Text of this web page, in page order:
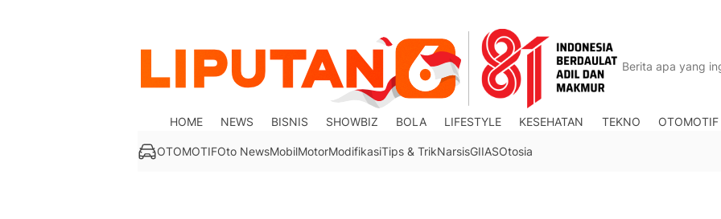
HOME NEWS BISNIS SHOWBIZ BOLA LIFESTYLE KESEHATAN TEKNO OTOMOTIF
OTOMOTIFOto NewsMobilMotorModifikasiTips & TrikNarsisGIIASOtosia